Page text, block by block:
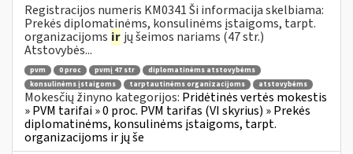
Registracijos numeris KM0341 Ši informacija skelbiama:
Prekės diplomatinėms, konsulinėms įstaigoms, tarpt.
organizacijoms ir jų šeimos nariams (47 str.)
Atstovybės...
pvm 0 proc pvmį 47 str
diplomatinėms atstovybėms
konsulinėms įstaigoms
tarptautinėms organizacijoms atstovybėms
Mokesčių žinyno kategorijos: Pridėtinės vertės mokestis
» PVM tarifai » 0 proc. PVM tarifas (VI skyrius) » Prekės
diplomatinėms, konsulinėms įstaigoms, tarpt.
organizacijoms ir jų še